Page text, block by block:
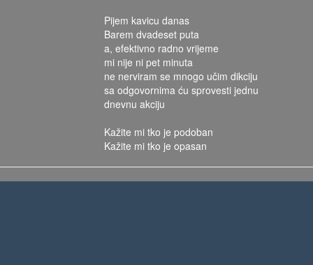
Pijem kavicu danas
Barem dvadeset puta
a, efektivno radno vrijeme
mi nije ni pet minuta
ne nerviram se mnogo učim dikciju
sa odgovornima ću sprovesti jednu
dnevnu akciju
Kažite mi tko je podoban
Kažite mi tko je opasan